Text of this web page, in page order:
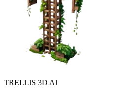
TRELLIS 3D AI